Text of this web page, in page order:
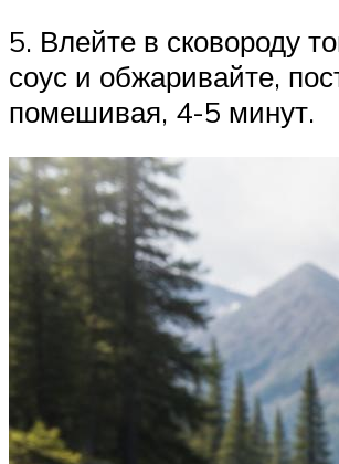
5. Влейте в сковороду
соус и обжаривайте,
помешивая, 4-5 минут.